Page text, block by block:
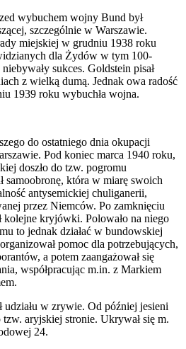
wybuchem wojny Bund był
szczególnie w Warszawie.
miejskiej w grudniu 1938 roku
dla Żydów w tym 100-
sukces. Goldstein pisał
z wielką dumą. Jednak owa radość
1939 roku wybuchła wojna.
do ostatniego dnia okupacji
Pod koniec marca 1940 roku,
doszło do tzw. pogromu
samoobronę, która w miarę swoich
antysemickiej chuliganerii,
przez Niemców. Po zamknięciu
kolejne kryjówki. Polowało na niego
to jednak działać w bundowskiej
pomoc dla potrzebujących,
a potem zaangażował się
współpracując m.in. z Markiem
udziału w zrywie. Od później jesieni
aryjskiej stronie. Ukrywał się m.
24.